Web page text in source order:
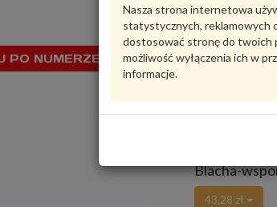
Nasza strona internetowa
statystycznych, reklamowych
dostosować stronę do twoich
możliwość wyłączenia ich w
informacje.
PO NUMERZE VIN
Karta
VAG - produkt
Blacha-
43,28 zł